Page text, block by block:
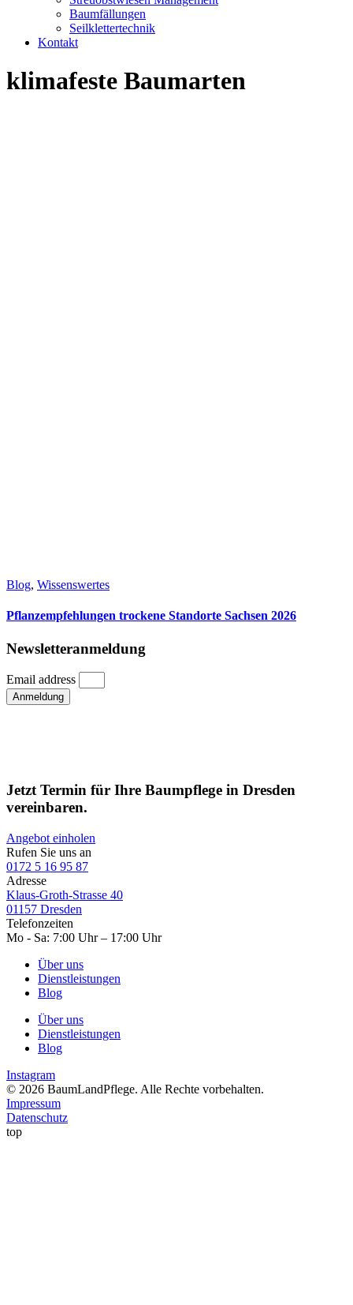
Baumfällungen
Seilklettertechnik
Kontakt
klimafeste Baumarten
Blog, Wissenswertes
Pflanzempfehlungen trockene Standorte Sachsen 2026
Newsletteranmeldung
Email address
Anmeldung
Jetzt Termin für Ihre Baumpflege in Dresden
vereinbaren.
Angebot einholen
Rufen Sie uns an
0172 5 16 95 87
Adresse
Klaus-Groth-Strasse 40
01157 Dresden
Telefonzeiten
Mo - Sa: 7:00 Uhr – 17:00 Uhr
Über uns
Dienstleistungen
Blog
Über uns
Dienstleistungen
Blog
Instagram
© 2026 BaumLandPflege. Alle Rechte vorbehalten.
Impressum
Datenschutz
top